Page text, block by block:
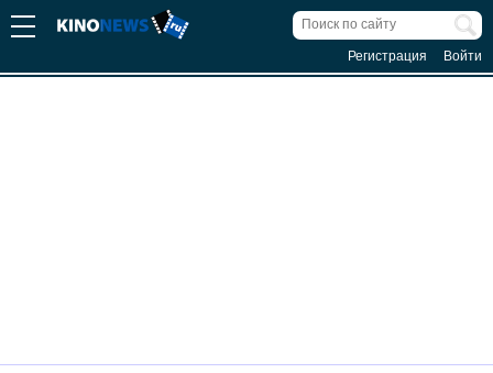
Регистрация Войти